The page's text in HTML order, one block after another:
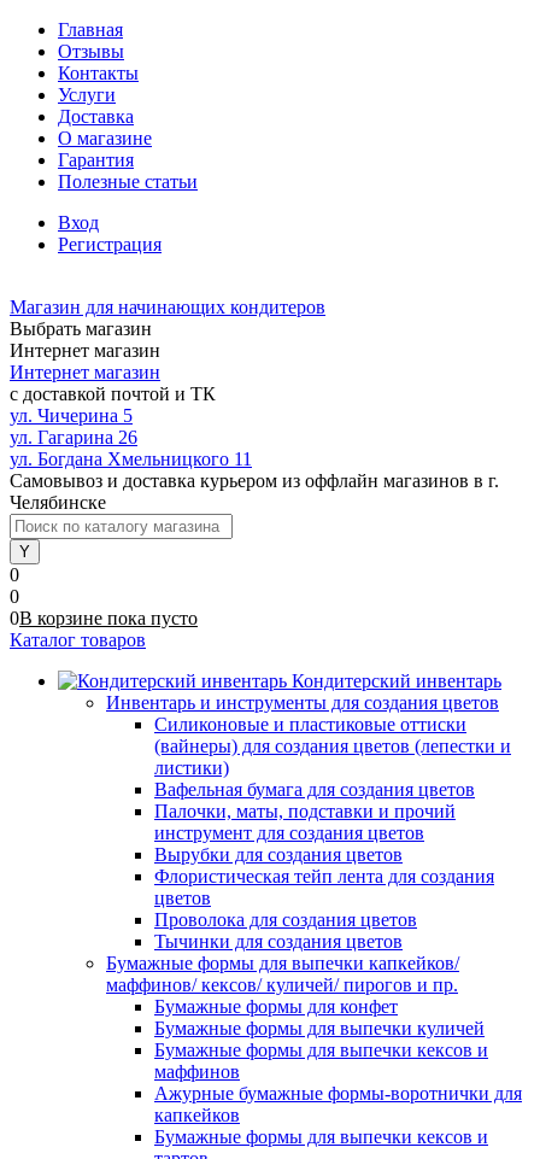
Главная
Отзывы
Контакты
Услуги
Доставка
О магазине
Гарантия
Полезные статьи
Вход
Регистрация
Магазин для начинающих кондитеров
Выбрать магазин
Интернет магазин
Интернет магазин
с доставкой почтой и ТК
ул. Чичерина 5
ул. Гагарина 26
ул. Богдана Хмельницкого 11
Самовывоз и доставка курьером из оффлайн магазинов в г.
Челябинске
0
0
0В корзине пока пусто
Каталог товаров
Кондитерский инвентарь
Инвентарь и инструменты для создания цветов
Силиконовые и пластиковые оттиски
(вайнеры) для создания цветов (лепестки и
листики)
Вафельная бумага для создания цветов
Палочки, маты, подставки и прочий
инструмент для создания цветов
Вырубки для создания цветов
Флористическая тейп лента для создания
цветов
Проволока для создания цветов
Тычинки для создания цветов
Бумажные формы для выпечки капкейков/
маффинов/ кексов/ куличей/ пирогов и пр.
Бумажные формы для конфет
Бумажные формы для выпечки куличей
Бумажные формы для выпечки кексов и
маффинов
Ажурные бумажные формы-воротнички для
капкейков
Бумажные формы для выпечки кексов и